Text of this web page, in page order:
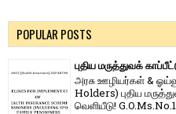
POPULAR POSTS
புதிய மருத்துவக்
அரசு ஊழியர்கள் &
Holders) புதிய
வெளியீடு!